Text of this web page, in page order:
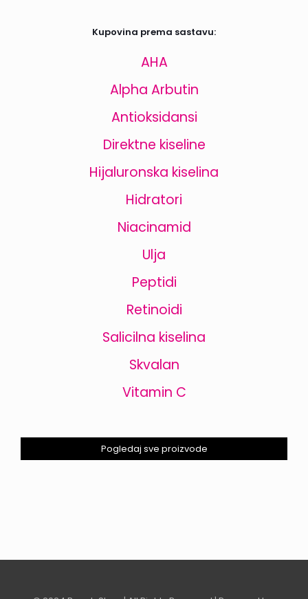
Kupovina prema sastavu:
AHA
Alpha Arbutin
Antioksidansi
Direktne kiseline
Hijaluronska kiselina
Hidratori
Niacinamid
Ulja
Peptidi
Retinoidi
Salicilna kiselina
Skvalan
Vitamin C
Pogledaj sve proizvode